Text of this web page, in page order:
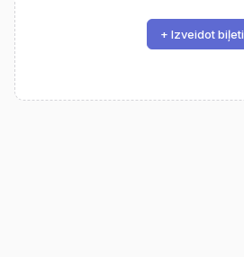
+ Izveidot biļeti